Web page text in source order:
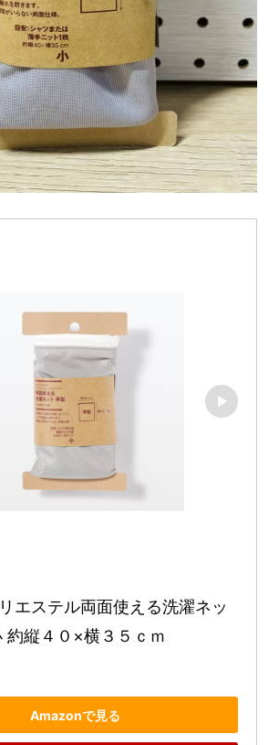
エステル両面使える洗濯ネッ
約縦４０×横３５ｃｍ
Amazonで見る